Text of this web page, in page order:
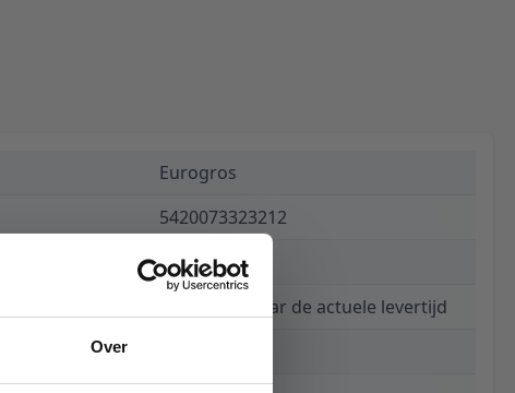
Over
Eurogros
5420073323212
€ 885,00
Informeer naar de actuele levertijd